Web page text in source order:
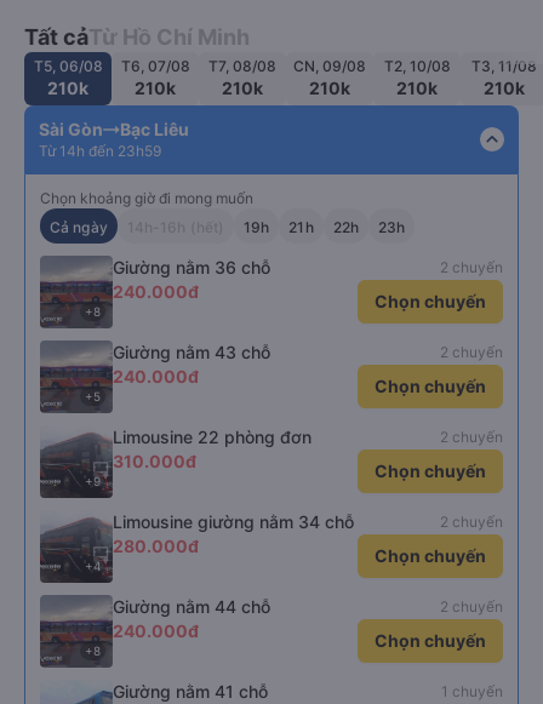
Tất cảTừ Hồ Chí Minh
T5, 06/08
210k
T6, 07/08
210k
T7, 08/08
210k
CN, 09/08
210k
T2, 10/08
210k
T3, 11/08
210k
Sài Gòn
Bạc Liêu
Từ 14h đến 23h59 expand_less
Chọn khoảng giờ đi mong muốn
Cả ngày
19h 21h 22h 23h
+8
Giường nằm 36 chỗ 2 chuyến
240.000đ Chọn chuyến
+5
Giường nằm 43 chỗ 2 chuyến
240.000đ Chọn chuyến
+9
Limousine 22 phòng đơn 2 chuyến
310.000đ Chọn chuyến
+4
Limousine giường nằm 34 chỗ 2 chuyến
280.000đ Chọn chuyến
+8
Giường nằm 44 chỗ 2 chuyến
240.000đ Chọn chuyến
Giường nằm 41 chỗ 1 chuyến